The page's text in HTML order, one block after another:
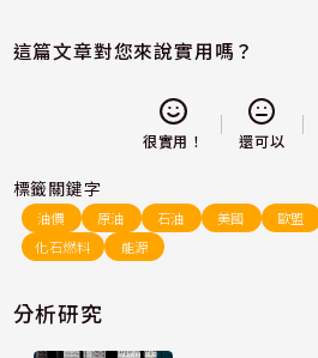
這篇文章對您來說實用嗎？
很實用！ 還可以
標籤關鍵字
油價 原油 石油 美國 歐盟
化石燃料
能源
分析研究